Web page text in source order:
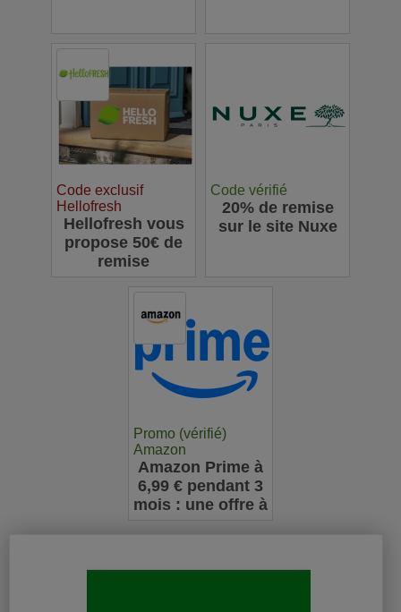
Code exclusif
Hellofresh
Hellofresh vous
propose 50€ de
remise
Code vérifié
20% de remise
sur le site Nuxe
Promo (vérifié)
Amazon
Amazon Prime à
6,99 € pendant 3
mois : une offre à